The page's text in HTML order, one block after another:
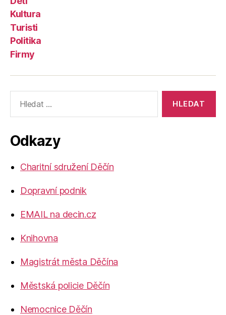
Kultura
Turisti
Politika
Firmy
vyhledávání:
Odkazy
Charitní sdružení Děčín
Dopravní podnik
EMAIL na decin.cz
Knihovna
Magistrát města Děčína
Městská policie Děčín
Nemocnice Děčín